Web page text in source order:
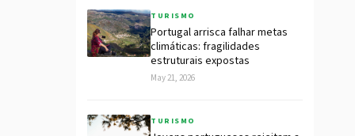
TURISMO
Portugal arrisca falhar metas
climáticas: fragilidades
estruturais expostas
May 21, 2026
TURISMO